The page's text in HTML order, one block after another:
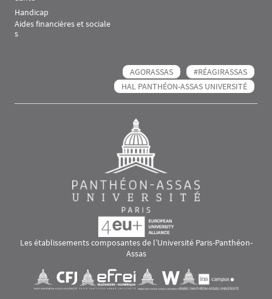
Handicap
Aides financières et sociale
s
AGORASSAS
#RÉAGIRASSAS
HAL PANTHÉON-ASSAS UNIVERSITÉ
Les établissements composantes de l’Université Paris-Panthéon-
Assas
Visuel svgVisuel svg Visuel svgVisuel svg